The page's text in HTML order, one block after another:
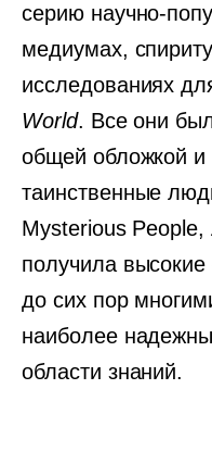
серию научно-
медиумах,
исследованиях
World. Все они
общей обложкой и
таинственные
Mysterious
получила
до сих пор
наиболее
области знаний.